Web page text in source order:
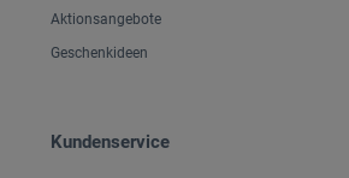
Aktionsangebote
Geschenkideen
Kundenservice